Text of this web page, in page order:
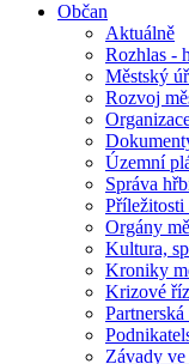
Občan
Aktuálně
Rozhlas -
Městský
Rozvoj
Územní
Správa
Orgány
Kultura,
Kroniky
Krizové
Partnerská
Závady ve